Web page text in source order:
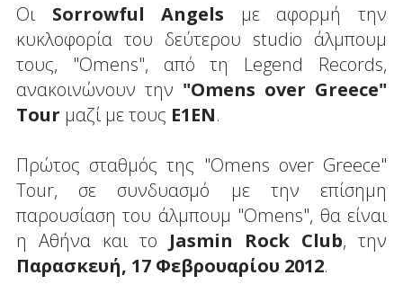
Οι Sorrowful Angels με αφορμή την
κυκλοφορία του δεύτερου studio άλμπουμ
τους, "Omens", από τη Legend Records,
ανακοινώνουν την "Omens over Greece"
Tour μαζί με τους E1EN.
Πρώτος σταθμός της "Omens over Greece"
Tour, σε συνδυασμό με την επίσημη
παρουσίαση του άλμπουμ "Omens", θα είναι
η Αθήνα και το Jasmin Rock Club, την
Παρασκευή, 17 Φεβρουαρίου 2012.